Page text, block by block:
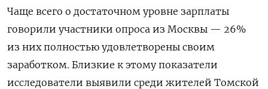
Чаще всего о достаточном уровне зарплаты
говорили участники опроса из Москвы — 26%
из них полностью удовлетворены своим
заработком. Близкие к этому показатели
исследователи выявили среди жителей Томской